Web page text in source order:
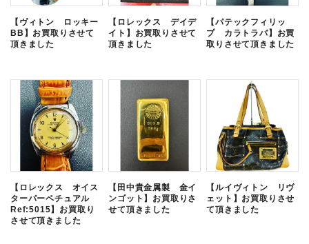
【ヴィトン ロッキー
BB】お買取りさせて
頂きました
【ロレックス デイデ
イト】お買取りさせて
頂きました
【パテックフィリッ
プ カラトラバ】お買
取りさせて頂きました
【ロレックス オイス
ターパーペチュアル
Ref:5015】お買取り
させて頂きました
【田中貴金属製 金イ
ンゴット】お買取りさ
せて頂きました
【ルイヴィトン リヴ
ェット】お買取りさせ
て頂きました